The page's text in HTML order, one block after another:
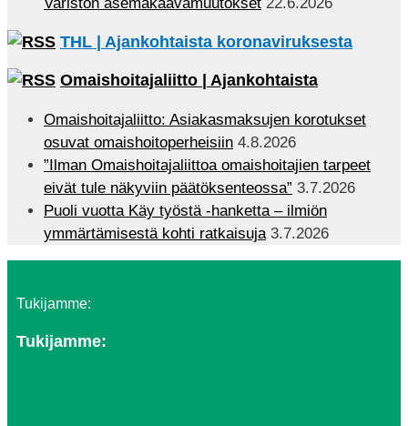
THL | Ajankohtaista koronaviruksesta
Omaishoitajaliitto | Ajankohtaista
Omaishoitajaliitto: Asiakasmaksujen korotukset
osuvat omaishoitoperheisiin 4.8.2026
”Ilman Omaishoitajaliittoa omaishoitajien tarpeet
eivät tule näkyviin päätöksenteossa” 3.7.2026
Puoli vuotta Käy työstä -hanketta – ilmiön
ymmärtämisestä kohti ratkaisuja 3.7.2026
Tukijamme:
Tukijamme: